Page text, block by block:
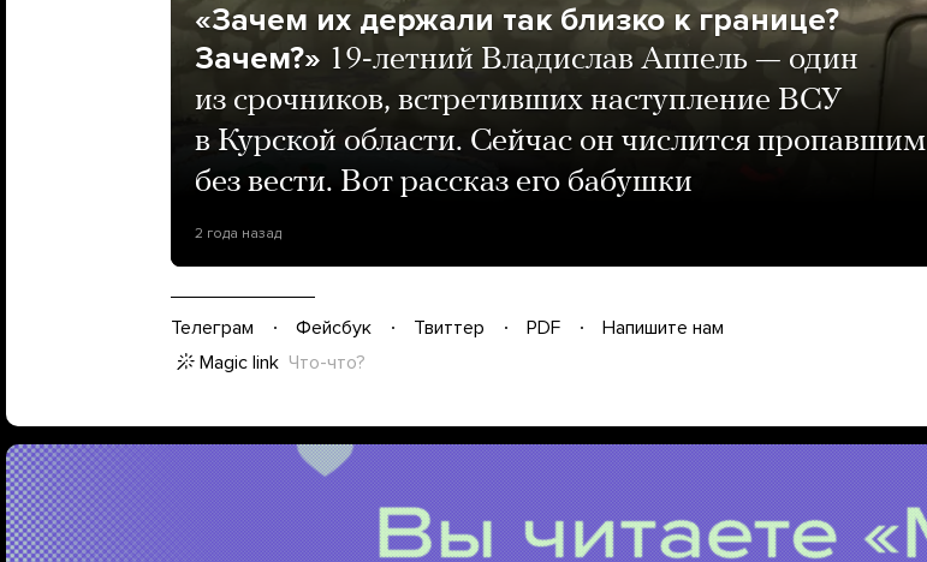
«Зачем их держали так близко к границе?
Зачем?» 19-летний Владислав Аппель — один
из срочников, встретивших наступление ВСУ
в Курской области. Сейчас он числится пропавшим
без вести. Вот рассказ его бабушки
2 года назад
Телеграм Фейсбук Твиттер PDF
Напишите нам
Magic link Что-что?